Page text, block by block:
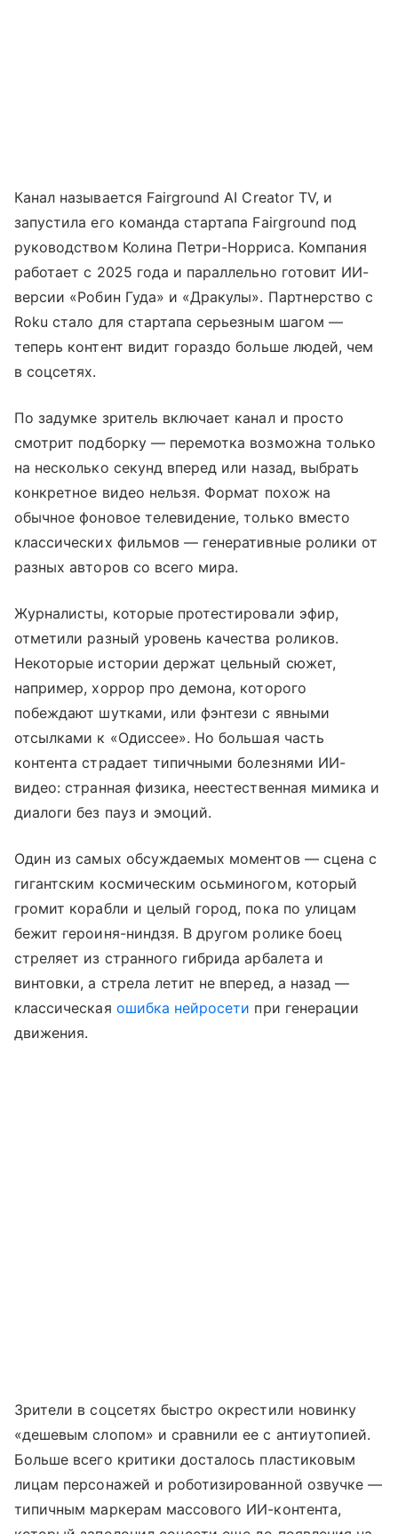
Канал называется Fairground AI Creator TV, и
запустила его команда стартапа Fairground под
руководством Колина Петри-Норриса. Компания
работает с 2025 года и параллельно готовит ИИ-
версии «Робин Гуда» и «Дракулы». Партнерство с
Roku стало для стартапа серьезным шагом —
теперь контент видит гораздо больше людей, чем
в соцсетях.
По задумке зритель включает канал и просто
смотрит подборку — перемотка возможна только
на несколько секунд вперед или назад, выбрать
конкретное видео нельзя. Формат похож на
обычное фоновое телевидение, только вместо
классических фильмов — генеративные ролики от
разных авторов со всего мира.
Журналисты, которые протестировали эфир,
отметили разный уровень качества роликов.
Некоторые истории держат цельный сюжет,
например, хоррор про демона, которого
побеждают шутками, или фэнтези с явными
отсылками к «Одиссее». Но большая часть
контента страдает типичными болезнями ИИ-
видео: странная физика, неестественная мимика и
диалоги без пауз и эмоций.
Один из самых обсуждаемых моментов — сцена с
гигантским космическим осьминогом, который
громит корабли и целый город, пока по улицам
бежит героиня-ниндзя. В другом ролике боец
стреляет из странного гибрида арбалета и
винтовки, а стрела летит не вперед, а назад —
классическая ошибка нейросети при генерации
движения.
Зрители в соцсетях быстро окрестили новинку
«дешевым слопом» и сравнили ее с антиутопией.
Больше всего критики досталось пластиковым
лицам персонажей и роботизированной озвучке —
типичным маркерам массового ИИ-контента,